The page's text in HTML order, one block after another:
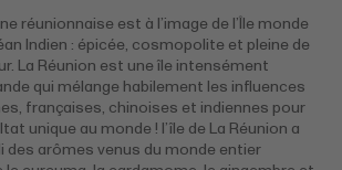
réunionnaise est à l’image de l’Île monde
Indien : épicée, cosmopolite et pleine de
La Réunion est une île intensément
qui mélange habilement les influences
françaises, chinoises et indiennes pour
unique au monde ! l’île de La Réunion a
des arômes venus du monde entier